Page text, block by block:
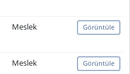
Meslek Görüntüle
Meslek Görüntüle